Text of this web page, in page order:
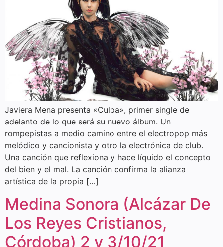
Javiera Mena presenta «Culpa», primer single de
adelanto de lo que será su nuevo álbum. Un
rompepistas a medio camino entre el electropop más
melódico y cancionista y otro la electrónica de club.
Una canción que reflexiona y hace líquido el concepto
del bien y el mal. La canción confirma la alianza
artística de la propia […]
Medina Sonora (Alcázar De
Los Reyes Cristianos,
Córdoba) 2 y 3/10/21